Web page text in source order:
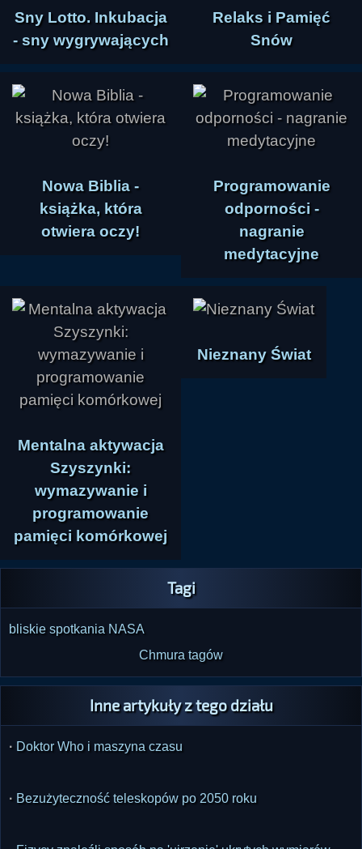
Sny Lotto. Inkubacja
- sny wygrywających
Relaks i Pamięć
Snów
Nowa Biblia -
książka, która
otwiera oczy!
Programowanie
odporności -
nagranie
medytacyjne
Mentalna aktywacja
Szyszynki:
wymazywanie i
programowanie
pamięci komórkowej
Nieznany Świat
Tagi
bliskie spotkania NASA
Chmura tagów
Inne artykuły z tego działu
· Doktor Who i maszyna czasu
· Bezużyteczność teleskopów po 2050 roku